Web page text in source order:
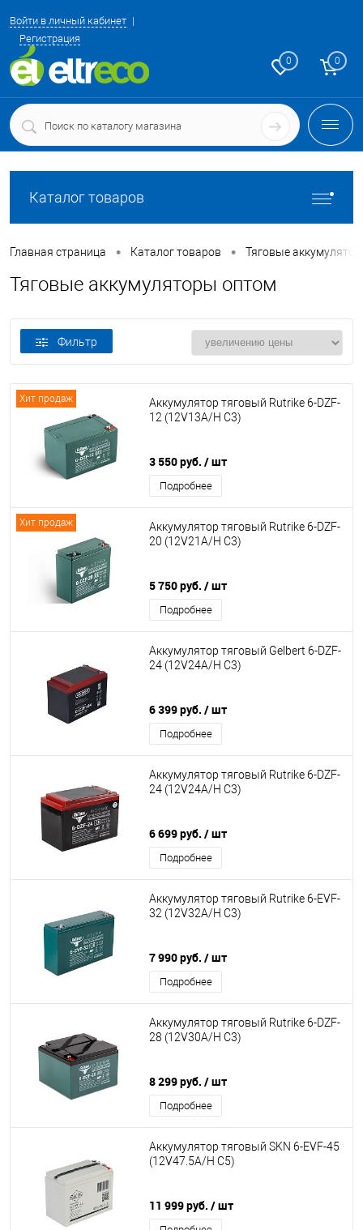
Войти в личный кабинет
Регистрация
0 0
Каталог товаров
Главная страница • Каталог товаров • Тяговые
Тяговые аккумуляторы оптом
Фильтр
Хит продаж
Аккумулятор тяговый Rutrike 6-DZF-
12 (12V13A/H C3)
3 550 руб. / шт
Подробнее
Хит продаж
Аккумулятор тяговый Rutrike 6-DZF-
20 (12V21A/H C3)
5 750 руб. / шт
Подробнее
Аккумулятор тяговый Gelbert 6-DZF-
24 (12V24A/H C3)
6 399 руб. / шт
Подробнее
Аккумулятор тяговый Rutrike 6-DZF-
24 (12V24A/H C3)
6 699 руб. / шт
Подробнее
Аккумулятор тяговый Rutrike 6-EVF-
32 (12V32A/H C3)
7 990 руб. / шт
Подробнее
Аккумулятор тяговый Rutrike 6-DZF-
28 (12V30A/H C3)
8 299 руб. / шт
Подробнее
Аккумулятор тяговый SKN 6-EVF-45
(12V47.5A/H C5)
11 999 руб. / шт